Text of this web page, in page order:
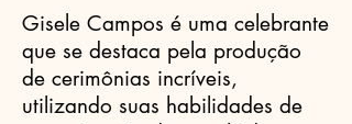
Gisele Campos é uma celebrante
que se destaca pela produção
de cerimônias incríveis,
utilizando suas habilidades de